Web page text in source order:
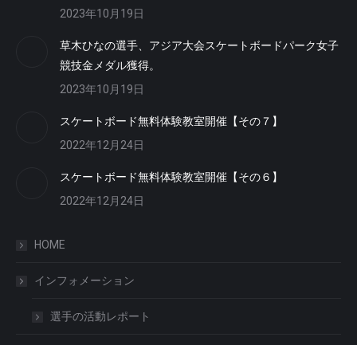
2023年10月19日
草木ひなの選手、アジア大会スケートボードパーク女子
競技金メダル獲得。
2023年10月19日
スケートボード無料体験教室開催【その７】
2022年12月24日
スケートボード無料体験教室開催【その６】
2022年12月24日
HOME
インフォメーション
選手の活動レポート